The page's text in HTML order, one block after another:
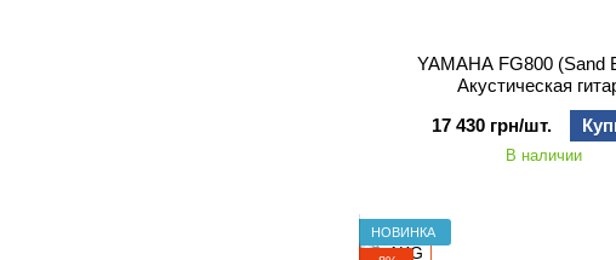
YAMAHA FG800 (Sand
Акустическая
17 430 грн/шт.
В наличии
Подарок
НОВИНКА